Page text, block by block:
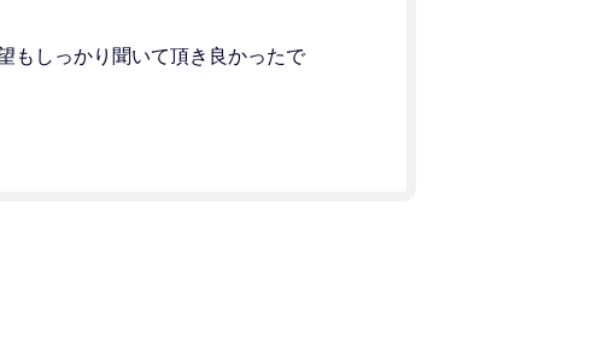
もしっかり聞いて頂き良かったで